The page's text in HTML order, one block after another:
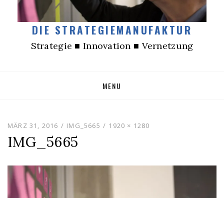
DIE STRATEGIEMANUFAKTUR
Strategie ■ Innovation ■ Vernetzung
MENU
MÄRZ 31, 2016 IMG_5665 1920 × 1280
IMG_5665